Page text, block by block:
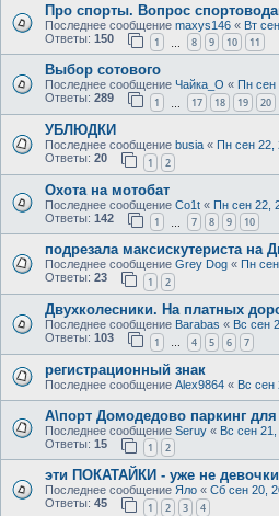
Про спорты. Вопрос
Последнее сообщение maxys146 « Вт
Ответы: 150 1 8 9 10 11
Выбор сотового
Последнее сообщение Чайка_О « Пн сен
Ответы: 289 1 17 18 19 20
УБЛЮДКИ
Последнее сообщение busia « Пн сен 22,
Ответы: 20 1 2
Охота на мотобат
Последнее сообщение Co1t « Пн сен 22,
Ответы: 142 1 7 8 9 10
подрезала максискутериста на
Последнее сообщение Grey Dog « Пн
Ответы: 23 1 2
Двухколесники. На платных
Последнее сообщение Barabas « Вс сен
Ответы: 103 1 … 4 5 6 7
регистрационный знак
Последнее сообщение Alex9864 « Вс сен
А\порт Домодедово паркинг
Последнее сообщение Seruy « Вс сен
Ответы: 15 1 2
эти ПОКАТАЙКИ - уже не
Последнее сообщение Яло « Сб сен 20,
Ответы: 45 1 2 3 4